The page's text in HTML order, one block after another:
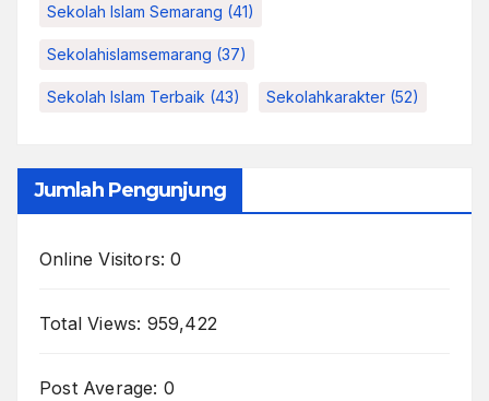
Sekolah Islam Semarang (41)
Sekolahislamsemarang (37)
Sekolah Islam Terbaik (43) Sekolahkarakter (52)
Jumlah Pengunjung
Online Visitors:0
Total Views: 959,422
Post Average: 0